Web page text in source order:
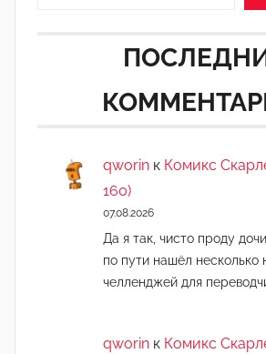
qworin к Комикс
160)
07.08.2026
Да я так, чисто проду
по пути нашёл несколько
челленджей для
qworin к Комикс